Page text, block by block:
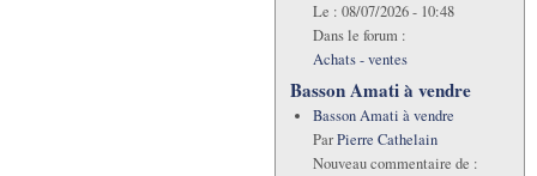
Le : 08/07/2026 - 10:48
Dans le forum :
Achats - ventes
Basson Amati à vendre
Basson Amati à vendre
ParPierre Cathelain
Nouveau commentaire de :